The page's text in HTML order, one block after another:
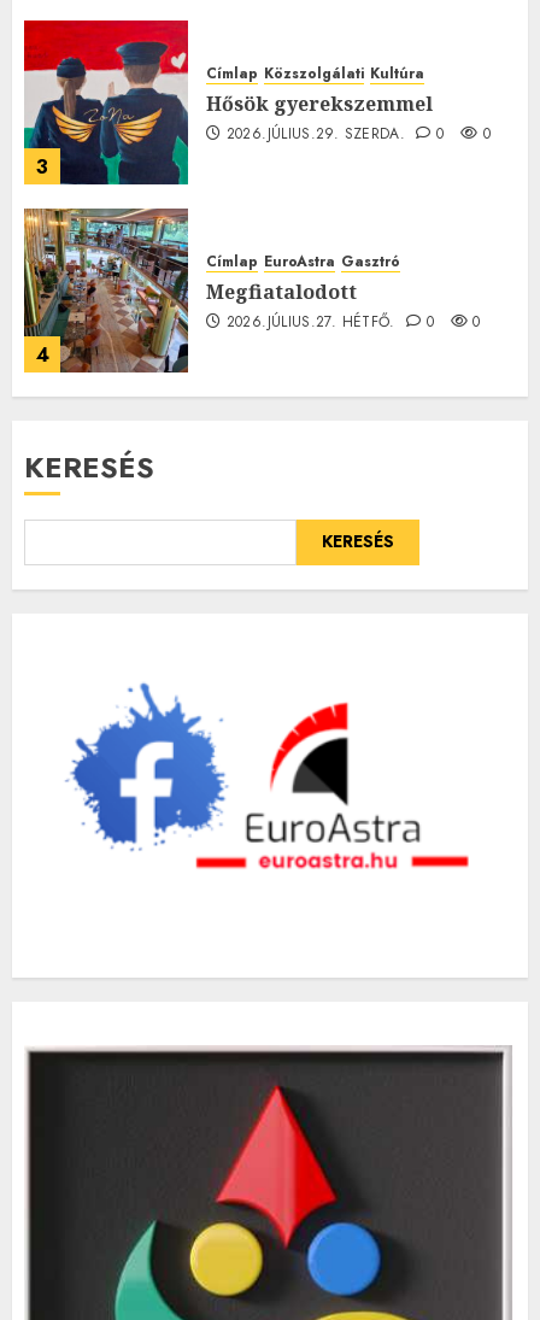
3
Címlap Közszolgálati Kultúra
Hősök gyerekszemmel
2026.JÚLIUS.29. SZERDA. 0 0
4
Címlap EuroAstra Gasztró
Megfiatalodott
2026.JÚLIUS.27. HÉTFŐ. 0 0
KERESÉS
KERESÉS